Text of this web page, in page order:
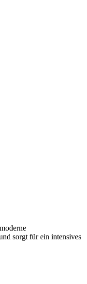
sorgt für ein intensives